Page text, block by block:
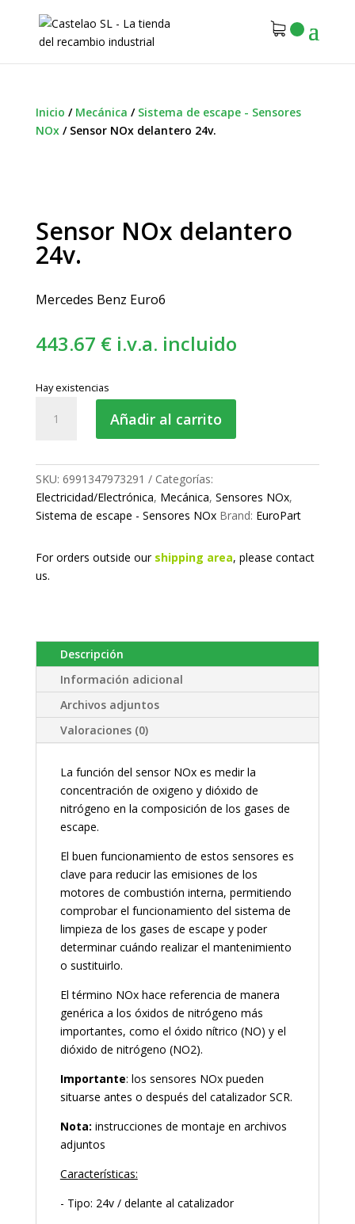
Inicio / Mecánica / Sistema de escape - Sensores
NOx/ Sensor NOx delantero 24v.
Sensor NOx delantero
24v.
Mercedes Benz Euro6
443.67 € i.v.a. incluido
Hay existencias
NOx
cantidad
Añadir al carrito
SKU: 6991347973291
Categorías:
Electricidad/Electrónica, Mecánica, Sensores NOx,
Sistema de escape - Sensores NOx Brand: EuroPart
For orders outside our shipping area, please contact
us.
Descripción
Información adicional
Archivos adjuntos
Valoraciones (0)
La función del sensor NOx es medir la
concentración de oxigeno y dióxido de
nitrógeno en la composición de los gases de
escape.
El buen funcionamiento de estos sensores es
clave para reducir las emisiones de los
motores de combustión interna, permitiendo
comprobar el funcionamiento del sistema de
limpieza de los gases de escape y poder
determinar cuándo realizar el mantenimiento
o sustituirlo.
El término NOx hace referencia de manera
genérica a los óxidos de nitrógeno más
importantes, como el óxido nítrico (NO) y el
dióxido de nitrógeno (NO2).
Importante: los sensores NOx pueden
situarse antes o después del catalizador SCR.
Nota: instrucciones de montaje en archivos
adjuntos
Características:
- Tipo: 24v / delante al catalizador